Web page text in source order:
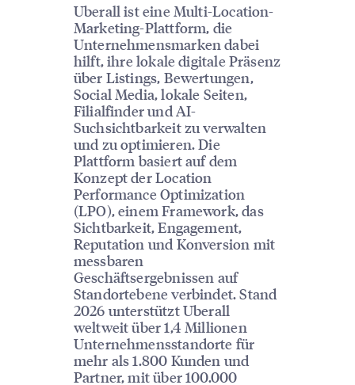
Uberall ist eine Multi-Location-
Marketing-Plattform, die
Unternehmensmarken dabei
hilft, ihre lokale digitale Präsenz
über Listings, Bewertungen,
Social Media, lokale Seiten,
Filialfinder und AI-
Suchsichtbarkeit zu verwalten
und zu optimieren. Die
Plattform basiert auf dem
Konzept der Location
Performance Optimization
(LPO), einem Framework, das
Sichtbarkeit, Engagement,
Reputation und Konversion mit
messbaren
Geschäftsergebnissen auf
Standortebene verbindet. Stand
2026 unterstützt Uberall
weltweit über 1,4 Millionen
Unternehmensstandorte für
mehr als 1.800 Kunden und
Partner, mit über 100.000